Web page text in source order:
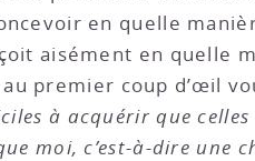
en quelle
aisément en quelle
premier coup d’œil
à acquérir que
moi, c’est-à-dire une